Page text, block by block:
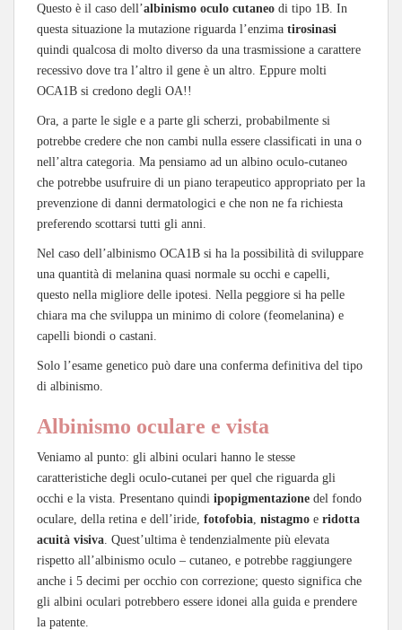
Questo è il caso dell’albinismo oculo cutaneo di tipo 1B. In
questa situazione la mutazione riguarda l’enzima tirosinasi
quindi qualcosa di molto diverso da una trasmissione a carattere
recessivo dove tra l’altro il gene è un altro. Eppure molti
OCA1B si credono degli OA!!
Ora, a parte le sigle e a parte gli scherzi, probabilmente si
potrebbe credere che non cambi nulla essere classificati in una o
nell’altra categoria. Ma pensiamo ad un albino oculo-cutaneo
che potrebbe usufruire di un piano terapeutico appropriato per la
prevenzione di danni dermatologici e che non ne fa richiesta
preferendo scottarsi tutti gli anni.
Nel caso dell’albinismo OCA1B si ha la possibilità di sviluppare
una quantità di melanina quasi normale su occhi e capelli,
questo nella migliore delle ipotesi. Nella peggiore si ha pelle
chiara ma che sviluppa un minimo di colore (feomelanina) e
capelli biondi o castani.
Solo l’esame genetico può dare una conferma definitiva del tipo
di albinismo.
Albinismo oculare e vista
Veniamo al punto: gli albini oculari hanno le stesse
caratteristiche degli oculo-cutanei per quel che riguarda gli
occhi e la vista. Presentano quindi ipopigmentazione del fondo
oculare, della retina e dell’iride, fotofobia nistagmo e ridotta
acuità visiva . Quest’ultima è tendenzialmente più elevata
rispetto all’albinismo oculo – cutaneo, e potrebbe raggiungere
anche i 5 decimi per occhio con correzione; questo significa che
gli albini oculari potrebbero essere idonei alla guida e prendere
la patente.